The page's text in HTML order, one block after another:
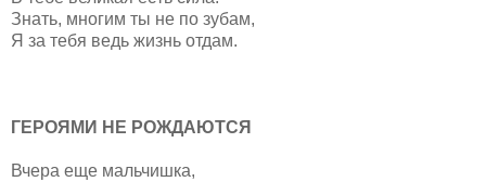
Знать, многим ты не по зубам,
Я за тебя ведь жизнь отдам.
ГЕРОЯМИ НЕ РОЖДАЮТСЯ
Вчера еще мальчишка,